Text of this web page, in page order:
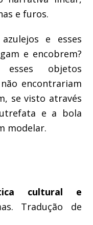
e furos.
e esses
e encobrem?
objetos
encontrariam
se visto através
e a bola
modelar.
cultural e
Tradução de